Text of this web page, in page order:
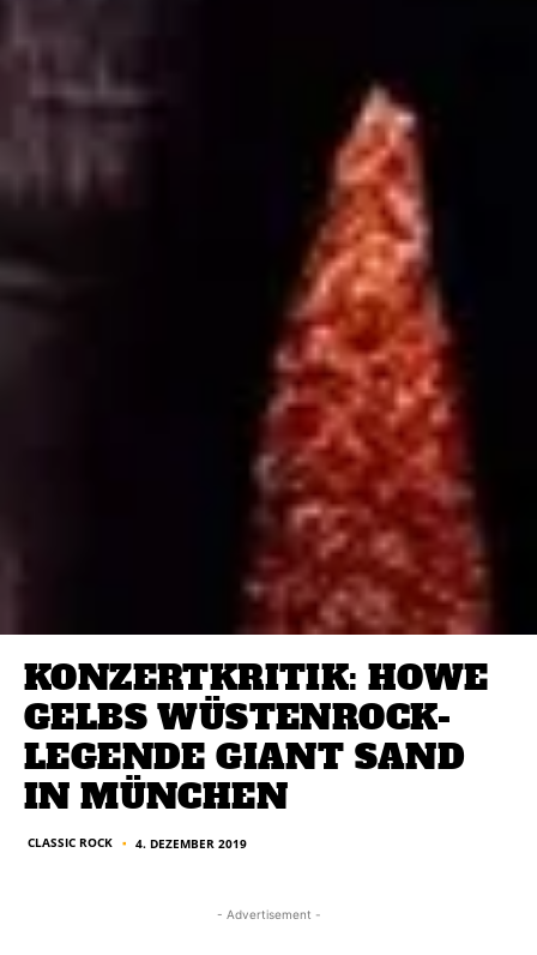
KONZERTKRITIK: HOWE
GELBS WÜSTENROCK-
LEGENDE GIANT SAND
IN MÜNCHEN
CLASSIC ROCK ■ 4. DEZEMBER 2019
- Advertisement -